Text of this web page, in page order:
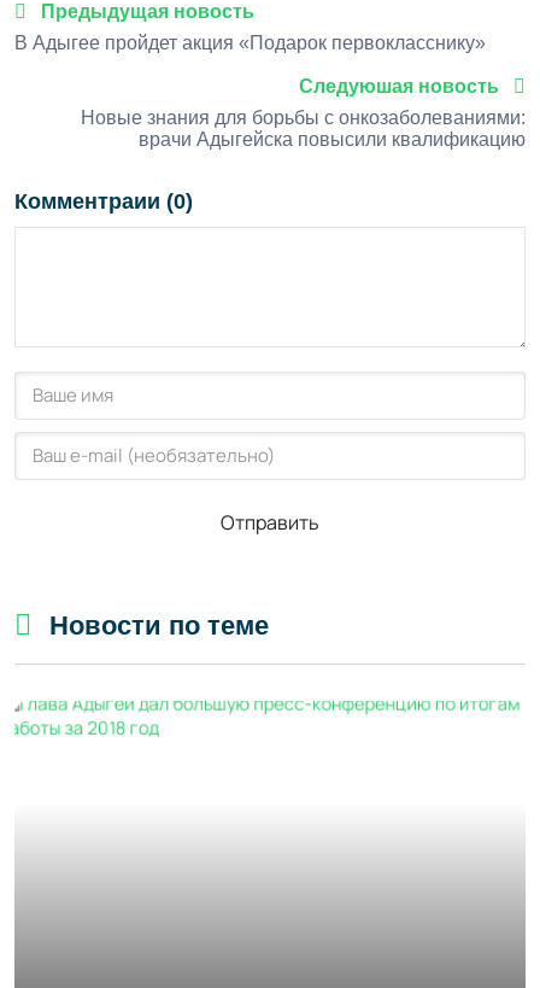
Предыдущая новость
В Адыгее пройдет акция «Подарок первокласснику»
Следуюшая новость
Новые знания для борьбы с онкозаболеваниями:
врачи Адыгейска повысили квалификацию
Комментраии (0)
Отправить
Новости по теме